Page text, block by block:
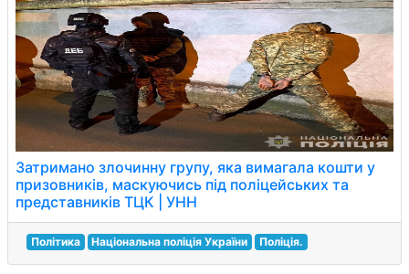
Затримано злочинну групу, яка вимагала кошти у
призовників, маскуючись під поліцейських та
представників ТЦК | УНН
Політика Національна поліція України Поліція.